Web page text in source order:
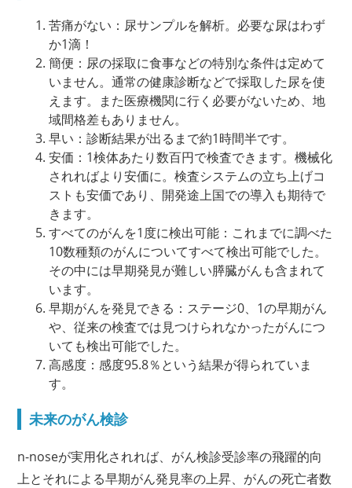
苦痛がない：尿サンプルを解析。必要な尿はわず
か1滴！
簡便：尿の採取に食事などの特別な条件は定めて
いません。通常の健康診断などで採取した尿を使
えます。また医療機関に行く必要がないため、地
域間格差もありません。
早い：診断結果が出るまで約1時間半です。
安価：1検体あたり数百円で検査できます。機械化
されればより安価に。検査システムの立ち上げコ
ストも安価であり、開発途上国での導入も期待で
きます。
すべてのがんを1度に検出可能：これまでに調べた
10数種類のがんについてすべて検出可能でした。
その中には早期発見が難しい膵臓がんも含まれて
います。
早期がんを発見できる：ステージ0、1の早期がん
や、従来の検査では見つけられなかったがんにつ
いても検出可能でした。
高感度：感度95.8％という結果が得られていま
す。
未来のがん検診
n-noseが実用化されれば、がん検診受診率の飛躍的向
上とそれによる早期がん発見率の上昇、がんの死亡者数